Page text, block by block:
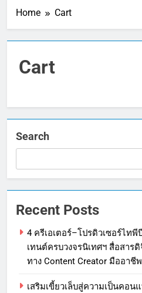
Home Cart
Cart
Search
Recent Posts
4 ครีเอเตอร์–โปรดิวเซอร์ไท
เทนต์ครบวงจรนิเทศฯ สื่อสาร
ทาง Content Creator มืออาชีพ
เสริมเขี้ยวเล็บสู่ความเป็นคอน